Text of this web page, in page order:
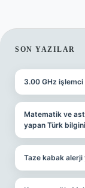
SON YAZILAR
3.00 GHz
Matematik ve
yapan Türk
Taze kabak alerji